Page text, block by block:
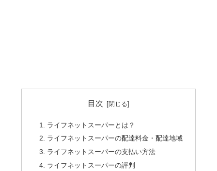
目次
ライフネットスーパーとは？
ライフネットスーパーの配達料金・配達地域
ライフネットスーパーの支払い方法
ライフネットスーパーの評判